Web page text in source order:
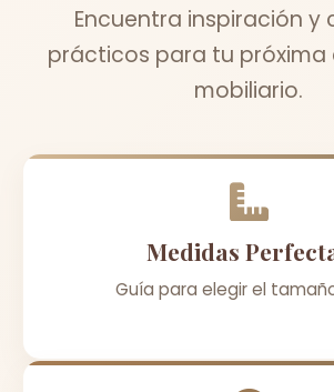
Encuentra inspiración y
prácticos para tu próxima
mobiliario.
Medidas
Guía para elegir el